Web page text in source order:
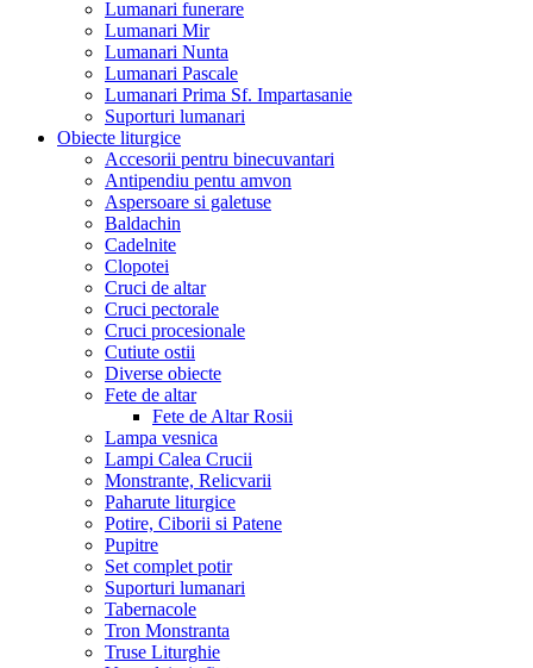
Lumanari funerare
Lumanari Mir
Lumanari Nunta
Lumanari Pascale
Lumanari Prima Sf. Impartasanie
Suporturi lumanari
Obiecte liturgice
Accesorii pentru binecuvantari
Antipendiu pentu amvon
Aspersoare si galetuse
Baldachin
Cadelnite
Clopotei
Cruci de altar
Cruci pectorale
Cruci procesionale
Cutiute ostii
Diverse obiecte
Fete de altar
Fete de Altar Rosii
Lampa vesnica
Lampi Calea Crucii
Monstrante, Relicvarii
Paharute liturgice
Potire, Ciborii si Patene
Pupitre
Set complet potir
Suporturi lumanari
Tabernacole
Tron Monstranta
Truse Liturghie